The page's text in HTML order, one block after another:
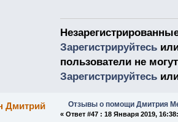
Зарегистрируйтесь
пользователи не
Зарегистрируйтесь
Дмитрий
Отзывы о помощи Дмитрия
«Ответ #47 : 18 Января 2019,